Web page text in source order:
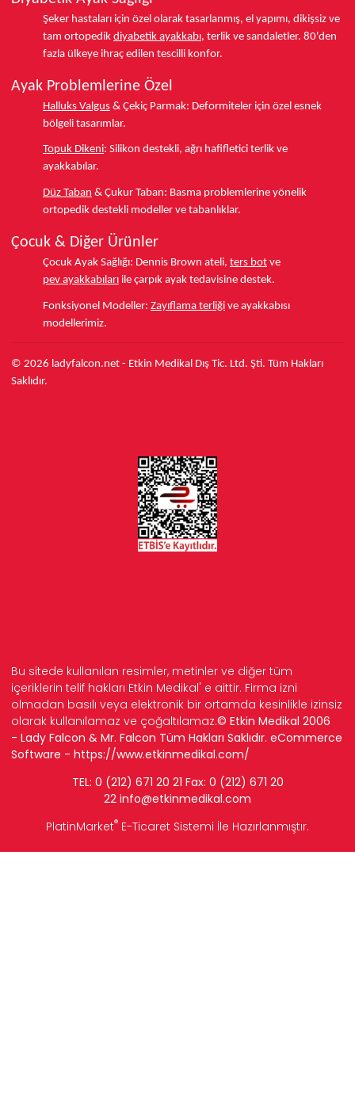
Şeker hastaları için özel olarak tasarlanmış, el yapımı, dikişsiz ve
tam ortopedik diyabetik ayakkabı, terlik ve sandaletler. 80'den
fazla ülkeye ihraç edilen tescilli konfor.
Ayak Problemlerine Özel
Halluks Valgus & Çekiç Parmak: Deformiteler için özel esnek
bölgeli tasarımlar.
Topuk Dikeni: Silikon destekli, ağrı hafifletici terlik ve
ayakkabılar.
Düz Taban & Çukur Taban: Basma problemlerine yönelik
ortopedik destekli modeller ve tabanlıklar.
Çocuk & Diğer Ürünler
Çocuk Ayak Sağlığı: Dennis Brown ateli, ters bot ve
pev ayakkabıları ile çarpık ayak tedavisine destek.
Fonksiyonel Modeller: Zayıflama terliği ve ayakkabısı
modellerimiz.
© 2026 ladyfalcon.net - Etkin Medikal Dış Tic. Ltd. Şti. Tüm Hakları
Saklıdır.
Bu sitede kullanılan resimler, metinler ve diğer tüm
içeriklerin telif hakları Etkin Medikal' e aittir. Firma izni
olmadan basılı veya elektronik bir ortamda kesinlikle izinsiz
olarak kullanılamaz ve çoğaltılamaz.© Etkin Medikal 2006
- Lady Falcon & Mr. Falcon Tüm Hakları Saklıdır. eCommerce
Software - https://www.etkinmedikal.com/
TEL: 0 (212) 671 20 21 Fax: 0 (212) 671 20
22 info@etkinmedikal.com
PlatinMarket® E-Ticaret Sistemi İle Hazırlanmıştır.